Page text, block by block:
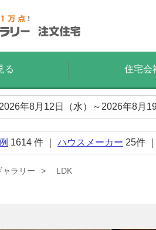
る 住宅会
年8月12日（水）～2026年8月
1614 件 ｜ ハウスメーカー 25件
ラリー LDK